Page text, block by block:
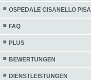
OSPEDALE CISANELLO PISA
FAQ
PLUS
BEWERTUNGEN
DIENSTLEISTUNGEN